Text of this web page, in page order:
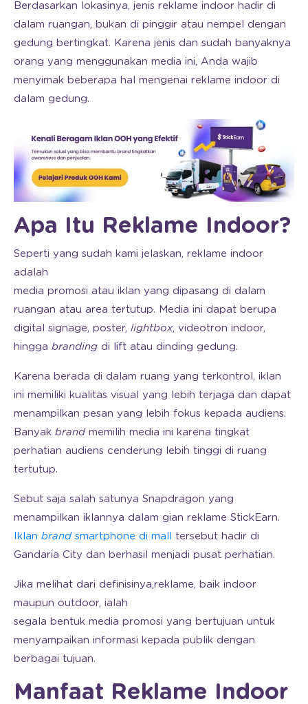
Berdasarkan lokasinya, jenis reklame indoor hadir di
dalam ruangan, bukan di pinggir atau nempel dengan
gedung bertingkat. Karena jenis dan sudah banyaknya
orang yang menggunakan media ini, Anda wajib
menyimak beberapa hal mengenai reklame indoor di
dalam gedung.
Apa Itu Reklame Indoor?
Seperti yang sudah kami jelaskan, reklame indoor
adalah
media promosi atau iklan yang dipasang di dalam
ruangan atau area tertutup. Media ini dapat berupa
digital signage, poster, lightbox, videotron indoor,
hingga branding di lift atau dinding gedung.
Karena berada di dalam ruang yang terkontrol, iklan
ini memiliki kualitas visual yang lebih terjaga dan dapat
menampilkan pesan yang lebih fokus kepada audiens.
Banyak brandmemilih media ini karena tingkat
perhatian audiens cenderung lebih tinggi di ruang
tertutup.
Sebut saja salah satunya Snapdragon yang
menampilkan iklannya dalam gian reklame StickEarn.
Iklan brandsmartphone di mall tersebut hadir di
Gandaria City dan berhasil menjadi pusat perhatian.
Jika melihat dari definisinya,reklame, baik indoor
maupun outdoor, ialah
segala bentuk media promosi yang bertujuan untuk
menyampaikan informasi kepada publik dengan
berbagai tujuan.
Manfaat Reklame Indoor